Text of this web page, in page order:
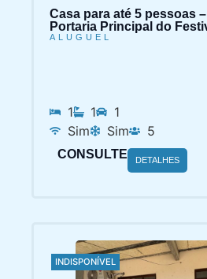
Casa para até 5 pessoas
Portaria Principal do
ALUGUEL
1 1
1
Sim
Sim 5
CONSULTE DETALHES
INDISPONÍVEL